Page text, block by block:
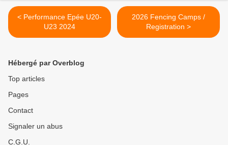
< Performance Epée U20-
U23 2024
2026 Fencing Camps /
Registration >
Hébergé par Overblog
Top articles
Pages
Contact
Signaler un abus
C.G.U.